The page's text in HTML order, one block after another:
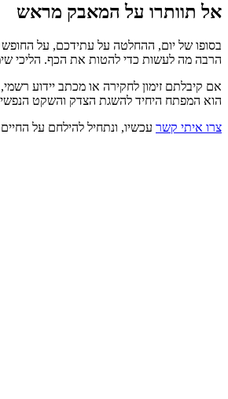
אל תוותרו על המאבק מראש
בסופו של יום, ההחלטה על עתידכם, על החופש
הרבה מה לעשות כדי להטות את הכף. הליכי
אם קיבלתם זימון לחקירה או מכתב יידוע
הוא המפתח היחיד להשגת הצדק והשקט הנפשי
צרו איתי קשר עכשיו, ונתחיל להילחם על